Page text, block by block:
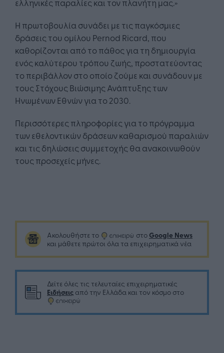
ελληνικές παραλίες και τον πλανήτη μας.»
Η πρωτοβουλία συνάδει με τις παγκόσμιες
δράσεις του ομίλου Pernod Ricard, που
καθορίζονται από το πάθος για τη δημιουργία
ενός καλύτερου τρόπου ζωής, προστατεύοντας
το περιβάλλον στο οποίο ζούμε και συνάδουν με
τους Στόχους Βιώσιμης Ανάπτυξης των
Ηνωμένων Εθνών για το 2030.
Περισσότερες πληροφορίες για το πρόγραμμα
των εθελοντικών δράσεων καθαρισμού παραλιών
και τις δηλώσεις συμμετοχής θα ανακοινωθούν
τους προσεχείς μήνες.
Ακολουθήστε το στο Google News
και μάθετε πρώτοι όλα τα επιχειρηματικά νέα
Δείτε όλες τις τελευταίες επιχειρηματικές
Ειδήσεις από την Ελλάδα και τον κόσμο στο